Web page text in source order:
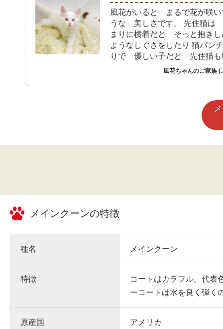
風花がいると まるで花が咲い
うな 美しさです。 先住猫は
まりに横着だと そっと抱きし
ようなしぐさをしたり 猫パン
りで 優しい子だと 先住猫
きになりました。風花ちゃんのご家族 (
メインクーンの特徴
種名 メインクーン
特徴
コートはカラフル。代表
ーコートは水を良く弾く
原産国 アメリカ